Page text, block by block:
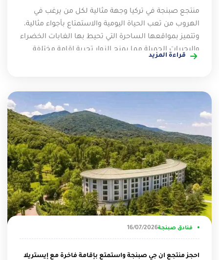
منتجع صبنجة في تركيا وجهة مثالية لكل من يرغب في
الهروب من تعب الحياة اليومية والاستمتاع بأجواء مثالية،
وتتميز بمواقعها الساحرة التي تحيط بها الغابات الخضراء
والبحيرات الجميلة مما يمنح الزوار تجربة إقامة مختلفة
ويستمتع الزوار بإطلالات طبيعية خلابة وأنشطة متنوعة
تضيف المزيد من المتعة إلى الرحلة. ما الذي يميز الإقامة
في منتجع صبنجة في تركيا؟ توفر الإقامة في منتجع صبنجة
في تركيا تجربة تجمع بين الهدوء والطبيعة والخدمات
المتكاملة التي تناسب العائلات والأزواج، كما تمنح الزوار
فرصة الاستمتاع بالأجواء الطبيعية وتتمثل مميزات
الإقامة فيما يلي: الاستمتاع بإطلالات مباشرة على
البحيرات والغابات التي تضيف أجواء هادئة طوال فترة
الإقامة. تنوع خيارات الإقامة بين الفلل والأكواخ والأجنحة
داخل أفضل منتجعات صبنجة بما يناسب مختلف
الاحتياجات. القرب من أشهر المعالم السياحية والأنشطة
الترفيهية مما يسهل التنقل والاستمتاع بالرحلة. توفير
مرافق متكاملة تشمل المطاعم والجلسات الخارجية
قراءة المزيد
فنادق صبنجة16/07/2026
احجز منتجع ان جي صبنجة واستمتع بإقامة فاخرة مع إيستريلا